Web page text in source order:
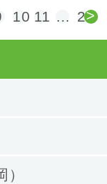
10 11 … 24
>